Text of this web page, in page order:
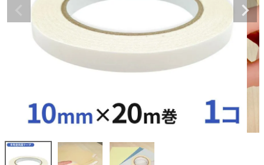
オーダーメイドテープシリーズ